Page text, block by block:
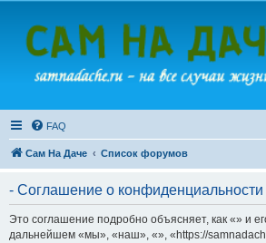
FAQ
Сам На Даче Список форумов
- Соглашение о конфиденциальности
Это соглашение подробно объясняет, как «» и
дальнейшем «мы», «наш», «», «https://